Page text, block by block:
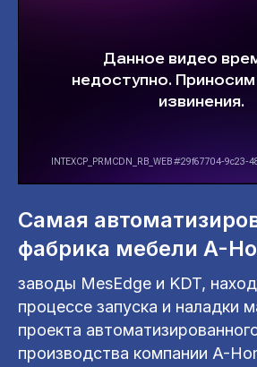
Самая
фабрика мебели A-
заводы MesEdge и KDT,
процессе запуска и наладки
проекта
производства компании A-